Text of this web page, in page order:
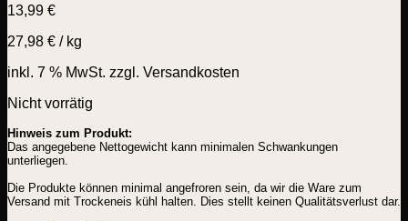
13,99 €
27,98 € / kg
inkl. 7 % MwSt. zzgl. Versandkosten
Nicht vorrätig
Hinweis zum Produkt:
Das angegebene Nettogewicht kann minimalen Schwankungen
unterliegen.
Die Produkte können minimal angefroren sein, da wir die Ware zum
Versand mit Trockeneis kühl halten. Dies stellt keinen Qualitätsverlust dar.